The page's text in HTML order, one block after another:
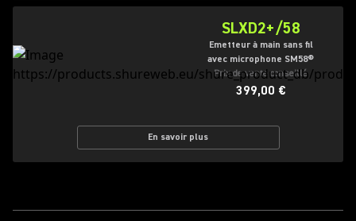
SLXD2+/58
Emetteur à main sans fil
avec microphone SM58®
Prix de vente conseillé
399,00 €
En savoir plus